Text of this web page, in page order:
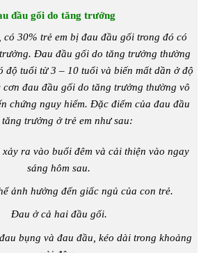
đầu gối do tăng trưởng
có 30% trẻ em bị đau đầu gối trong đó có
Đau đầu gối do tăng trưởng thường
độ tuổi từ 3 – 10 tuổi và biến mất dần ở độ
đau đầu gối do tăng trưởng thường vô
chứng nguy hiểm. Đặc điểm của đau đầu
trưởng ở trẻ em như sau:
ra vào buổi đêm và cải thiện vào ngay
sáng hôm sau.
ảnh hưởng đến giấc ngủ của con trẻ.
Đau ở cả hai đầu gối.
bụng và đau đầu, kéo dài trong khoảng